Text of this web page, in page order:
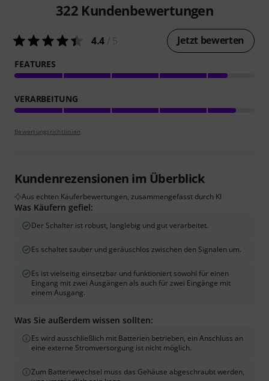
322 Kundenbewertungen
4.4 Jetzt bewerten
FEATURES
VERARBEITUNG
Bewertungsrichtlinien
Kundenrezensionen im Überblick
Aus echten Käuferbewertungen, zusammengefasst durch KI
Was Käufern gefiel:
Der Schalter ist robust, langlebig und gut verarbeitet.
Es schaltet sauber und geräuschlos zwischen den Signalen um.
Es ist vielseitig einsetzbar und funktioniert sowohl für einen
Eingang mit zwei Ausgängen als auch für zwei Eingänge mit
einem Ausgang.
Was Sie außerdem wissen sollten:
Es wird ausschließlich mit Batterien betrieben, ein Anschluss an
eine externe Stromversorgung ist nicht möglich.
Zum Batteriewechsel muss das Gehäuse abgeschraubt werden,